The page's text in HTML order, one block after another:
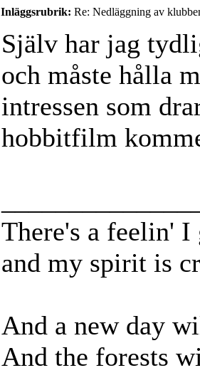
Inläggsrubrik: Re: Nedläggning av
Själv har jag
och måste hålla
intressen som
hobbitfilm
There's a feelin'
and my spirit is
And a new day
And the forests